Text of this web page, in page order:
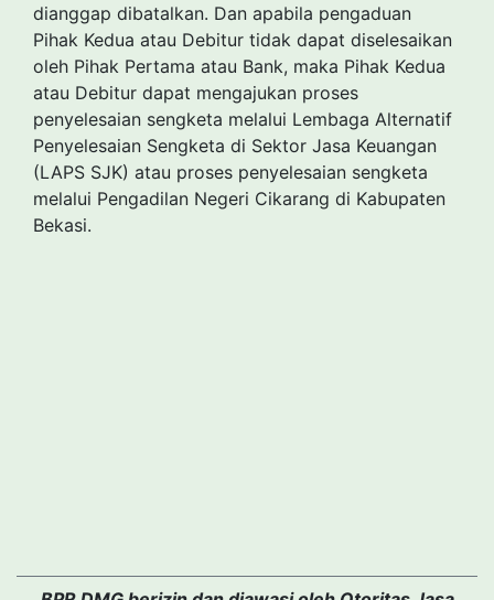
dianggap dibatalkan. Dan apabila pengaduan
Pihak Kedua atau Debitur tidak dapat diselesaikan
oleh Pihak Pertama atau Bank, maka Pihak Kedua
atau Debitur dapat mengajukan proses
penyelesaian sengketa melalui Lembaga Alternatif
Penyelesaian Sengketa di Sektor Jasa Keuangan
(LAPS SJK) atau proses penyelesaian sengketa
melalui Pengadilan Negeri Cikarang di Kabupaten
Bekasi.